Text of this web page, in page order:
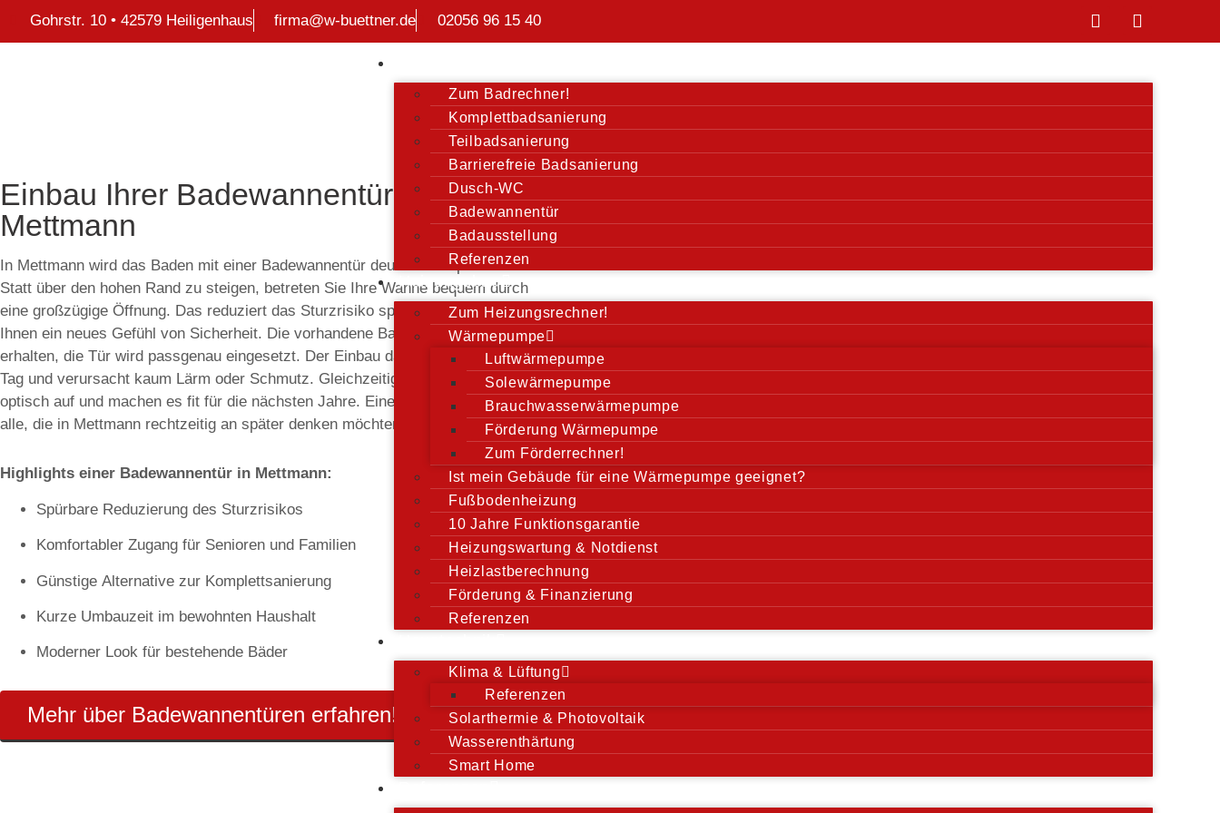
Gohrstr. 10 • 42579 Heiligenhaus firma@w-buettner.de 02056 96 15 40
Zum Badrechner!
Komplettbadsanierung
Teilbadsanierung
Barrierefreie Badsanierung
Dusch-WC
Badewannentür
Badausstellung
Referenzen
Heizungsbau
Zum Heizungsrechner!
Wärmepumpe
Luftwärmepumpe
Solewärmepumpe
Brauchwasserwärmepumpe
Förderung Wärmepumpe
Zum Förderrechner!
Ist mein Gebäude für eine Wärmepumpe geeignet?
Fußbodenheizung
10 Jahre Funktionsgarantie
Heizungswartung & Notdienst
Heizlastberechnung
Förderung & Finanzierung
Referenzen
Klima & Lüftung
Referenzen
Solarthermie & Photovoltaik
Wasserenthärtung
Smart Home
Einbau Ihrer Badewannentür in
Mettmann
In Mettmann wird das Baden mit einer Badewannentür deutlich entspannter.
Statt über den hohen Rand zu steigen, betreten Sie Ihre Wanne bequem durch
eine großzügige Öffnung. Das reduziert das Sturzrisiko spürbar und schenkt
Ihnen ein neues Gefühl von Sicherheit. Die vorhandene Badewanne bleibt
erhalten, die Tür wird passgenau eingesetzt. Der Einbau dauert meist nur einen
Tag und verursacht kaum Lärm oder Schmutz. Gleichzeitig werten Sie Ihr Bad
optisch auf und machen es fit für die nächsten Jahre. Eine ideale Lösung für
alle, die in Mettmann rechtzeitig an später denken möchten.
Highlights einer Badewannentür in Mettmann:
Spürbare Reduzierung des Sturzrisikos
Komfortabler Zugang für Senioren und Familien
Günstige Alternative zur Komplettsanierung
Kurze Umbauzeit im bewohnten Haushalt
Moderner Look für bestehende Bäder
Mehr über Badewannentüren erfahren!